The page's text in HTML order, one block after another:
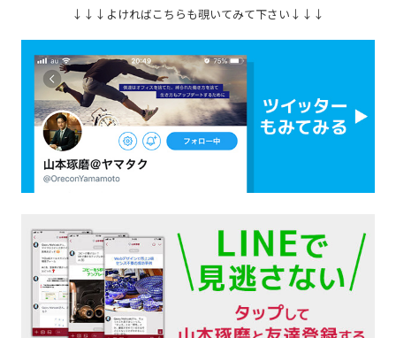
↓↓↓よければこちらも覗いてみて下さい↓↓↓